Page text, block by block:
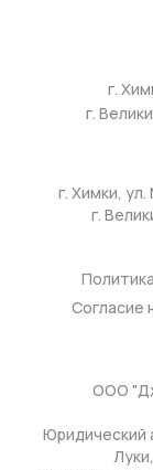
обозначения
комплектующих,
«ДЖИТИЗЕТ» не
представителем или
производителей.
направлено на
информационных
лицам,
использованием в
письменного согласия